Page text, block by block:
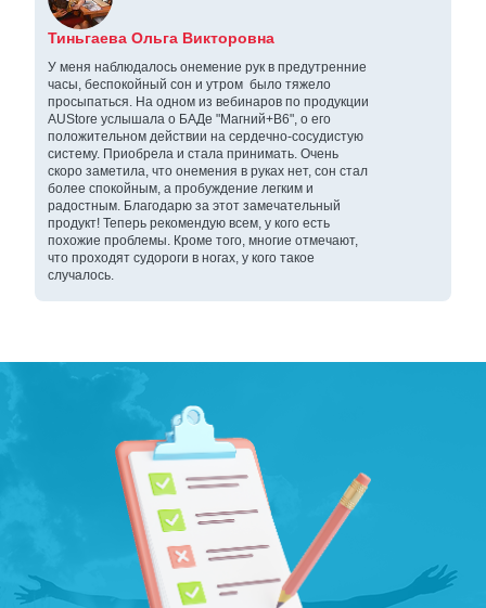
Тиньгаева Ольга Викторовна
У меня наблюдалось онемение рук в предутренние
часы, беспокойный сон и утром было тяжело
просыпаться. На одном из вебинаров по продукции
AUStore услышала о БАДе "Магний+В6", о его
положительном действии на сердечно-сосудистую
систему. Приобрела и стала принимать. Очень
скоро заметила, что онемения в руках нет, сон стал
более спокойным, а пробуждение легким и
радостным. Благодарю за этот замечательный
продукт! Теперь рекомендую всем, у кого есть
похожие проблемы. Кроме того, многие отмечают,
что проходят судороги в ногах, у кого такое
случалось.